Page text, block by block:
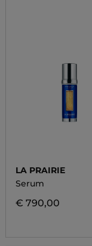
LA PRAIRIE
Serum
€ 790,00